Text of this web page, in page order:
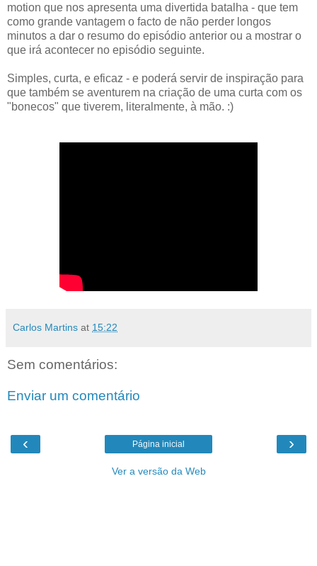
motion que nos apresenta uma divertida batalha - que tem
como grande vantagem o facto de não perder longos
minutos a dar o resumo do episódio anterior ou a mostrar o
que irá acontecer no episódio seguinte.
Simples, curta, e eficaz - e poderá servir de inspiração para
que também se aventurem na criação de uma curta com os
"bonecos" que tiverem, literalmente, à mão. :)
Carlos Martins at 15:22
Sem comentários:
Enviar um comentário
‹ ›
Página inicial
Ver a versão da Web